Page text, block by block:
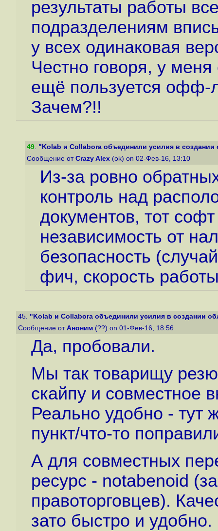
результаты работы
подразделениям
у всех одинаковая
Честно говоря, у
ещё пользуется офф-
Зачем?!!
49. "Kolab и Collabora объединили усилия в создании
Сообщение от Crazy Alex (ok) on 02-Фев-16, 13:10
Из-за ровно
контроль над
документов, тот
независимость от
безопасность
фич, скорость
45. "Kolab и Collabora объединили усилия в создании
Сообщение от Аноним (??) on 01-Фев-16, 18:56
Да, пробовали.
Мы так товарищу
скайпу и совместное
Реально удобно - тут
пункт/что-то
А для совместных
ресурс - notabenoid
правоторговцев).
зато быстро и удобно.